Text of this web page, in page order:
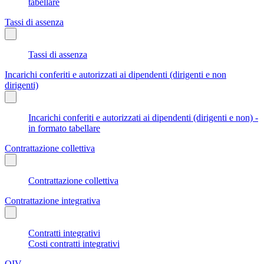
Tassi di assenza
Tassi di assenza
Incarichi conferiti e autorizzati ai dipendenti (dirigenti e non
dirigenti)
Incarichi conferiti e autorizzati ai dipendenti (dirigenti e non) -
in formato tabellare
Contrattazione collettiva
Contrattazione collettiva
Contrattazione integrativa
Contratti integrativi
Costi contratti integrativi